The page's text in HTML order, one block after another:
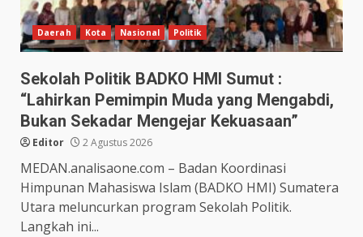
Daerah Kota Nasional Politik
Sekolah Politik BADKO HMI Sumut :
“Lahirkan Pemimpin Muda yang Mengabdi,
Bukan Sekadar Mengejar Kekuasaan”
Editor 2 Agustus 2026
MEDAN.analisaone.com – Badan Koordinasi
Himpunan Mahasiswa Islam (BADKO HMI) Sumatera
Utara meluncurkan program Sekolah Politik.
Langkah ini...